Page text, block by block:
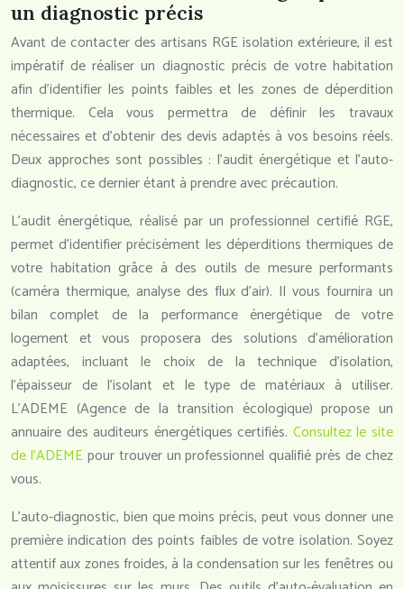
un diagnostic précis
Avant de contacter des artisans RGE isolation extérieure, il est
impératif de réaliser un diagnostic précis de votre habitation
afin d’identifier les points faibles et les zones de déperdition
thermique. Cela vous permettra de définir les travaux
nécessaires et d’obtenir des devis adaptés à vos besoins réels.
Deux approches sont possibles : l’audit énergétique et l’auto-
diagnostic, ce dernier étant à prendre avec précaution.
L’audit énergétique, réalisé par un professionnel certifié RGE,
permet d’identifier précisément les déperditions thermiques de
votre habitation grâce à des outils de mesure performants
(caméra thermique, analyse des flux d’air). Il vous fournira un
bilan complet de la performance énergétique de votre
logement et vous proposera des solutions d’amélioration
adaptées, incluant le choix de la technique d’isolation,
l’épaisseur de l’isolant et le type de matériaux à utiliser.
L’ADEME (Agence de la transition écologique) propose un
annuaire des auditeurs énergétiques certifiés. Consultez le site
de l’ADEMEpour trouver un professionnel qualifié près de chez
vous.
L’auto-diagnostic, bien que moins précis, peut vous donner une
première indication des points faibles de votre isolation. Soyez
attentif aux zones froides, à la condensation sur les fenêtres ou